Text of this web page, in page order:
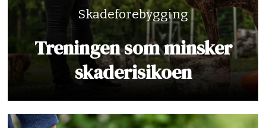
Skadeforebygging
Treningen som minsker
skaderisikoen